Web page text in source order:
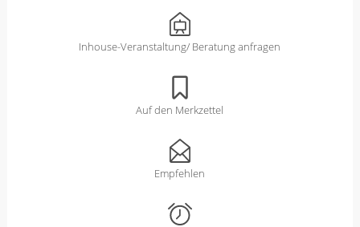
Inhouse-Veranstaltung/ Beratung anfragen
Auf den Merkzettel
Empfehlen